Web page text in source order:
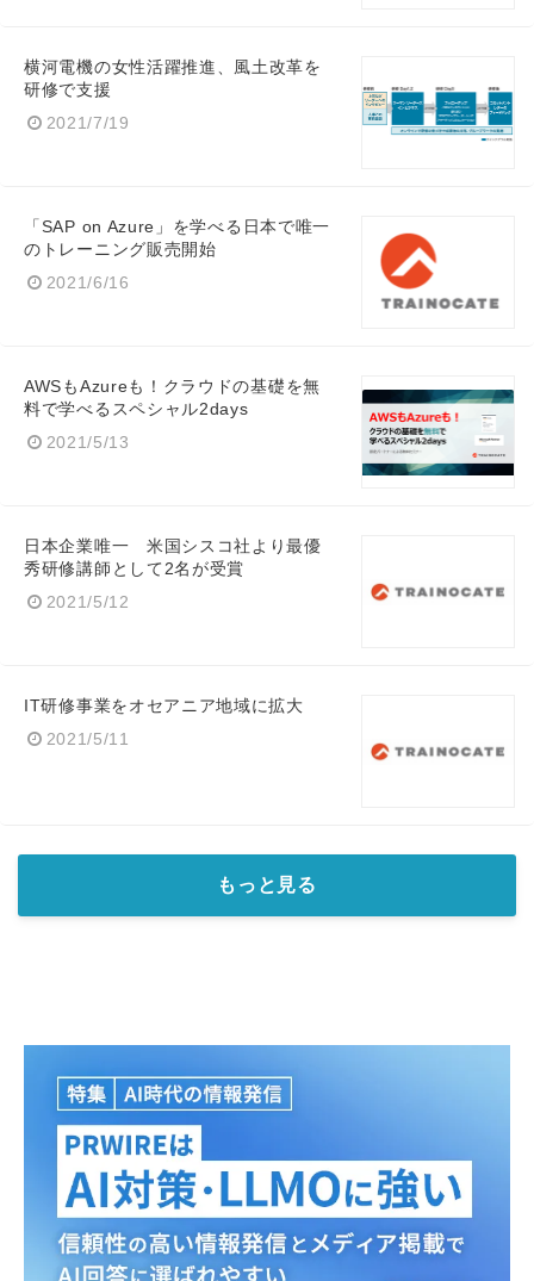
横河電機の女性活躍推進、風土改革を
研修で支援
2021/7/19
「SAP on Azure」を学べる日本で唯一
のトレーニング販売開始
2021/6/16
AWSもAzureも！クラウドの基礎を無
料で学べるスペシャル2days
2021/5/13
日本企業唯一 米国シスコ社より最優
秀研修講師として2名が受賞
2021/5/12
IT研修事業をオセアニア地域に拡大
2021/5/11
もっと見る